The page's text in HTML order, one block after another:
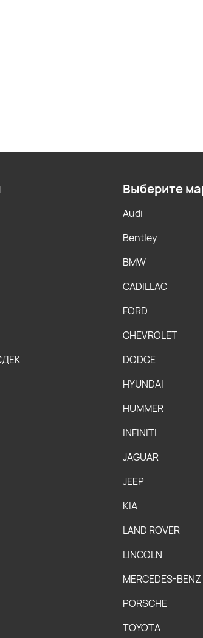
Выберите
Audi
Bentley
BMW
CADILLAC
FORD
CHEVROLET
DODGE
HYUNDAI
HUMMER
INFINITI
JAGUAR
JEEP
KIA
LAND ROVER
LINCOLN
MERCEDES-BENZ
PORSCHE
TOYOTA